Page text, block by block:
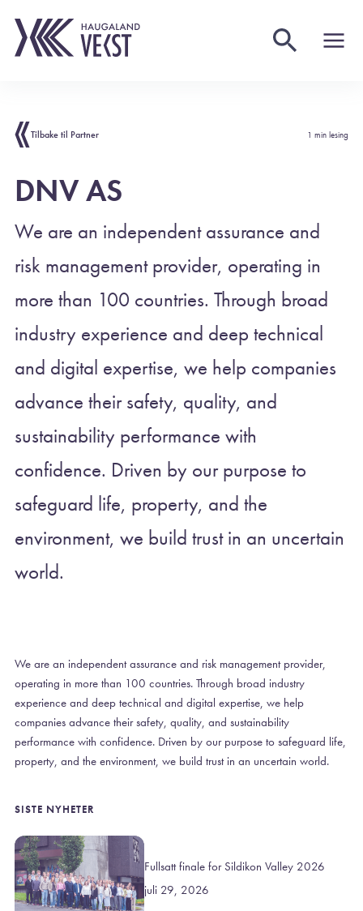
Tilbake til Partner 1 min lesing
DNV AS
We are an independent assurance and
risk management provider, operating in
more than 100 countries. Through broad
industry experience and deep technical
and digital expertise, we help companies
advance their safety, quality, and
sustainability performance with
confidence. Driven by our purpose to
safeguard life, property, and the
environment, we build trust in an uncertain
world.
We are an independent assurance and risk management provider,
operating in more than 100 countries. Through broad industry
experience and deep technical and digital expertise, we help
companies advance their safety, quality, and sustainability
performance with confidence. Driven by our purpose to safeguard life,
property, and the environment, we build trust in an uncertain world.
SISTE NYHETER
Fullsatt finale for Sildikon Valley 2026
juli 29, 2026